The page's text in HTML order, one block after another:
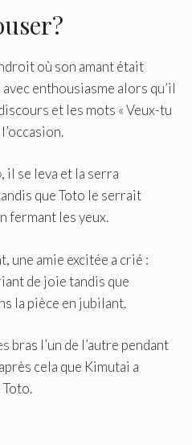
où son amant était
enthousiasme alors qu’il
et les mots « Veux-tu
il se leva et la serra
que Toto le serrait
fermant les yeux.
une amie excitée a crié :
de joie tandis que
la pièce en jubilant.
bras l’un de l’autre pendant
cela que Kimutai a